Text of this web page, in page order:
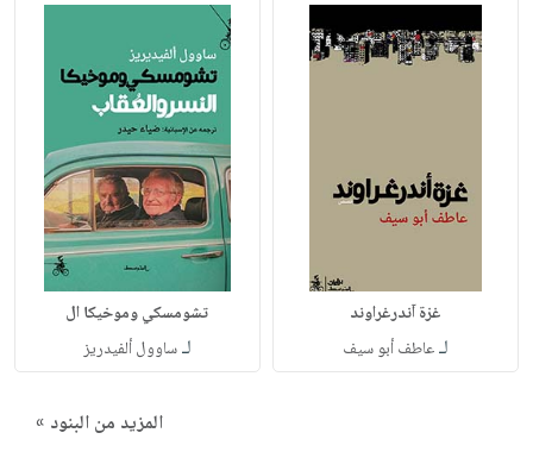
غزة آندرغراوند
لـعاطف أبو سيف
تشومسكي وموخيكا ال
لـساوول ألفيدريز
المزيد من البنود »